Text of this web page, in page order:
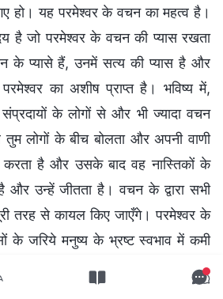
हो। यह परमेश्वर के वचन का महत्व है।
है जो परमेश्वर के वचन की प्यास रखता
के प्यासे हैं, उनमें सत्य की प्यास है और
का अशीष प्राप्त है। भविष्य में,
के लोगों से और भी ज्यादा वचन
लोगों के बीच बोलता और अपनी वाणी
करता है और उसके बाद वह नास्तिकों के
और उन्हें जीतता है। वचन के द्वारा सभी
तरह से कायल किए जाएँगे। परमेश्वर के
जरिये मनुष्य के भ्रष्ट स्वभाव में कमी
रंग प्राप्त करता है और मनुष्य के विद्रोही
मनुष्य में अधिकार के साथ काम करता